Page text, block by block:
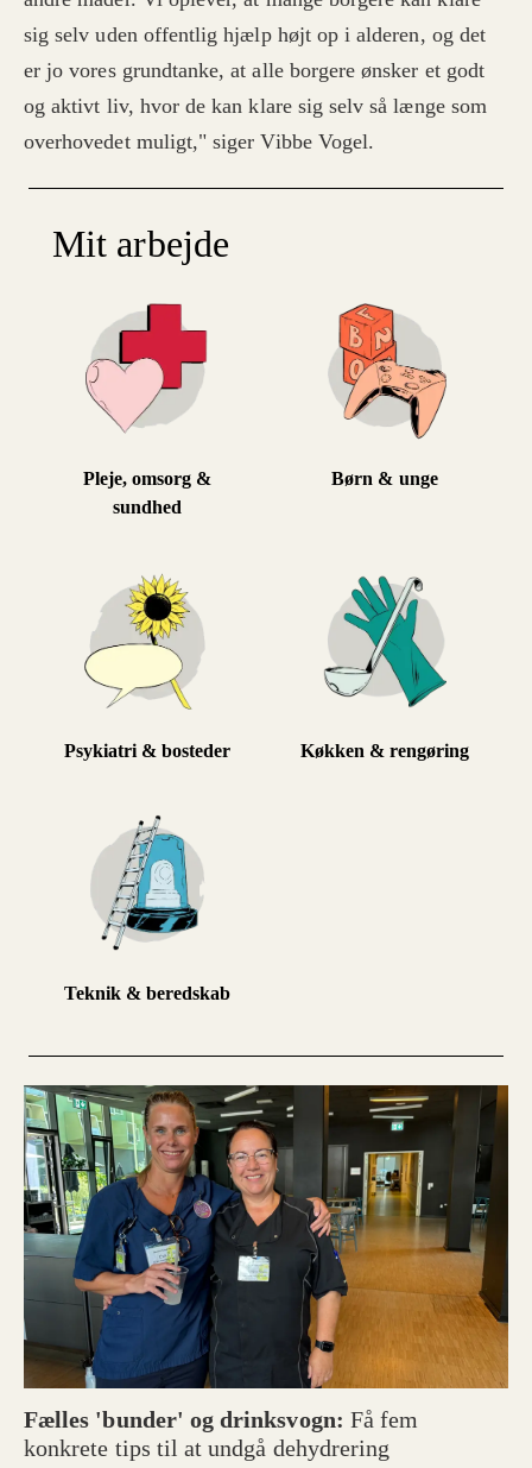
sig selv uden offentlig hjælp højt op i alderen, og det
er jo vores grundtanke, at alle borgere ønsker et godt
og aktivt liv, hvor de kan klare sig selv så længe som
overhovedet muligt," siger Vibbe Vogel.
Mit arbejde
Pleje, omsorg &
sundhed
Børn & unge
Psykiatri & bosteder Køkken & rengøring
Teknik & beredskab
Fælles 'bunder' og drinksvogn: Få fem
konkrete tips til at undgå dehydrering